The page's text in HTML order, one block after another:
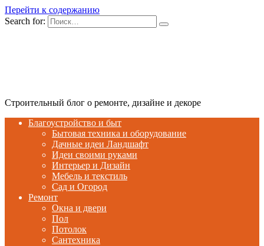
Перейти к содержанию
Search for:
Строительный блог о ремонте, дизайне и декоре
Благоустройство и быт
Бытовая техника и оборудование
Дачные идеи Ландшафт
Идеи своими руками
Интерьер и Дизайн
Мебель и текстиль
Сад и Огород
Ремонт
Окна и двери
Пол
Потолок
Сантехника